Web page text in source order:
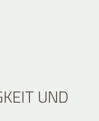
UND